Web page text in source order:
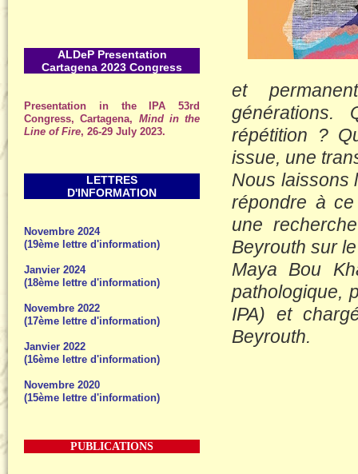
ALDeP Presentation
Cartagena 2023 Congress
Presentation in the IPA 53rd
Congress, Cartagena, Mind in the
Line of Fire, 26-29 July 2023.
LETTRES
D'INFORMATION
Novembre 2024
(19ème lettre d'information)
Janvier 2024
(18ème lettre d'information)
Novembre 2022
(17ème lettre d'information)
Janvier 2022
(16ème lettre d'information)
Novembre 2020
(15ème lettre d'information)
PUBLICATIONS
et
générations.
répétition ?
issue, une
Nous laissons
répondre à
une
Beyrouth sur
Maya Bou
pathologique,
IPA) et
Beyrouth.